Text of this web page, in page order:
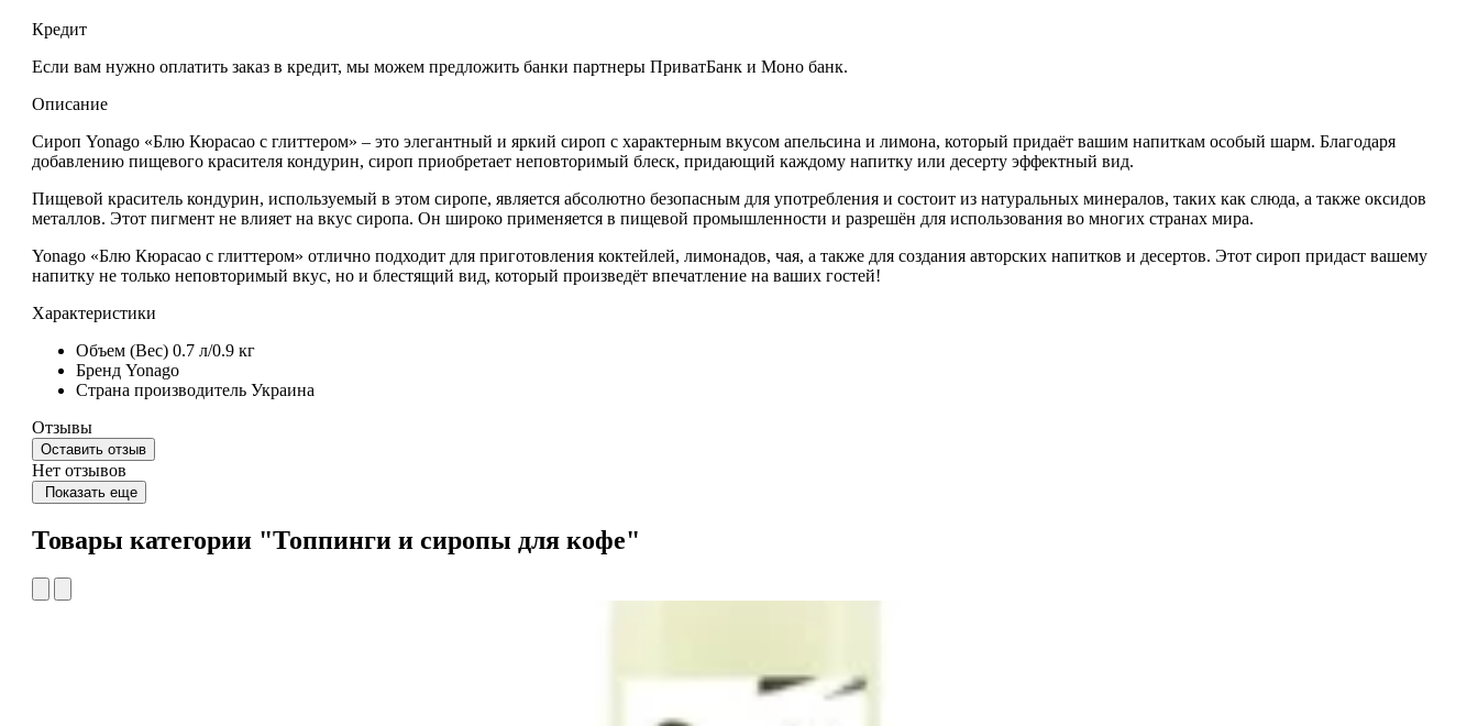
Кредит
Если вам нужно оплатить заказ в кредит, мы можем предложить банки партнеры ПриватБанк и Моно банк.
Описание
Сироп Yonago «Блю Кюрасао с глиттером» – это элегантный и яркий сироп с характерным вкусом апельсина и лимона, который придаёт вашим напиткам особый шарм. Благодаря
добавлению пищевого красителя кондурин, сироп приобретает неповторимый блеск, придающий каждому напитку или десерту эффектный вид.
Пищевой краситель кондурин, используемый в этом сиропе, является абсолютно безопасным для употребления и состоит из натуральных минералов, таких как слюда, а также оксидов
металлов. Этот пигмент не влияет на вкус сиропа. Он широко применяется в пищевой промышленности и разрешён для использования во многих странах мира.
Yonago «Блю Кюрасао с глиттером» отлично подходит для приготовления коктейлей, лимонадов, чая, а также для создания авторских напитков и десертов. Этот сироп придаст вашему
напитку не только неповторимый вкус, но и блестящий вид, который произведёт впечатление на ваших гостей!
Характеристики
Объем (Вес) 0.7 л/0.9 кг
Бренд Yonago
Страна производитель Украина
Отзывы
Оставить отзыв
Нет отзывов
Показать еще
Товары категории "Топпинги и сиропы для кофе"